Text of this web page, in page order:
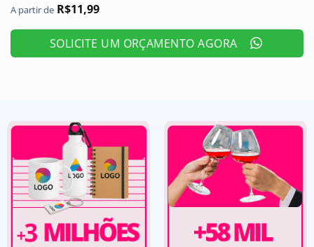
A partir de R$11,99
SOLICITE UM ORÇAMENTO AGORA